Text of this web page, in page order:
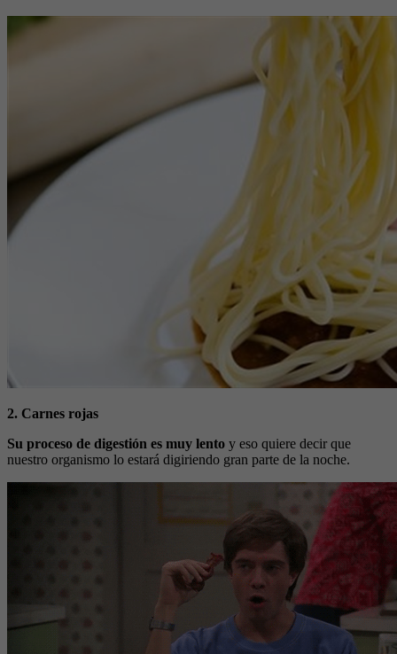
2. Carnes rojas
Su proceso de digestión es muy lento y eso quiere decir que
nuestro organismo lo estará digiriendo gran parte de la noche.